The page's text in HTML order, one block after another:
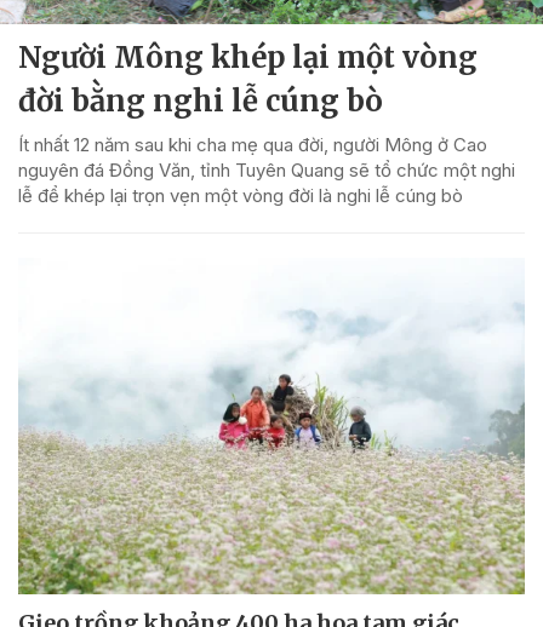
Người Mông khép lại một vòng
đời bằng nghi lễ cúng bò
Ít nhất 12 năm sau khi cha mẹ qua đời, người Mông ở Cao
nguyên đá Đồng Văn, tỉnh Tuyên Quang sẽ tổ chức một nghi
lễ để khép lại trọn vẹn một vòng đời là nghi lễ cúng bò